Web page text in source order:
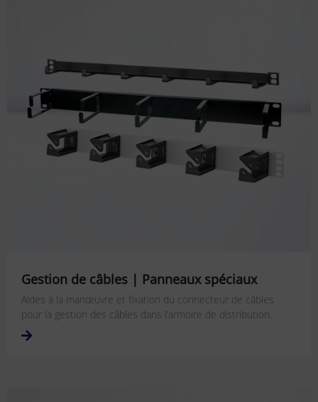
Gestion de câbles | Panneaux spéciaux
Aides à la manœuvre et fixation du connecteur de câbles
pour la gestion des câbles dans l’armoire de distribution.